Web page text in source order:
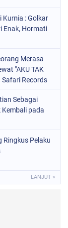
Kurnia : Golkar
Enak, Hormati
Merasa
"AKU TAK
Safari Records
Sebagai
pada
Ringkus Pelaku
LANJUT »